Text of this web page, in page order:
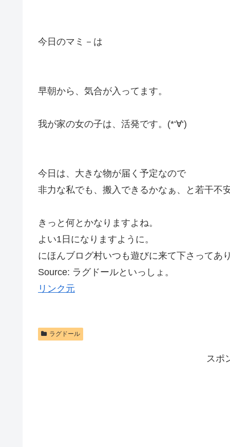
今日のマミ－は
早朝から、気合が入ってます。
我が家の女の子は、活発です。(*‘∀‘)
今日は、大きな物が届く予定なので
非力な私でも、搬入できるかなぁ、と若干不
きっと何とかなりますよね。
よい1日になりますように。
にほんブログ村いつも遊びに来て下さってあ
Source: ラグドールといっしょ。
リンク元
ラグドール
スポ